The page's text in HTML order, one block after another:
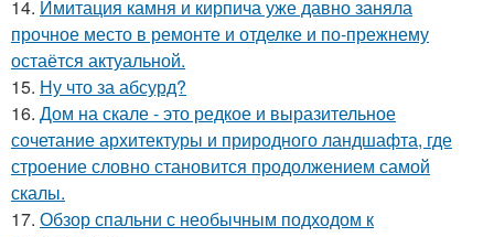
14. Имитация камня и кирпича уже давно заняла
прочное место в ремонте и отделке и по-прежнему
остаётся актуальной.
15. Ну что за абсурд?
16. Дом на скале - это редкое и выразительное
сочетание архитектуры и природного ландшафта, где
строение словно становится продолжением самой
скалы.
17. Обзор спальни с необычным подходом к